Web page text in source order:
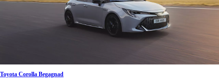
Toyota Corolla Begagnad